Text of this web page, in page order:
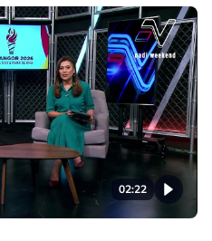
02:22